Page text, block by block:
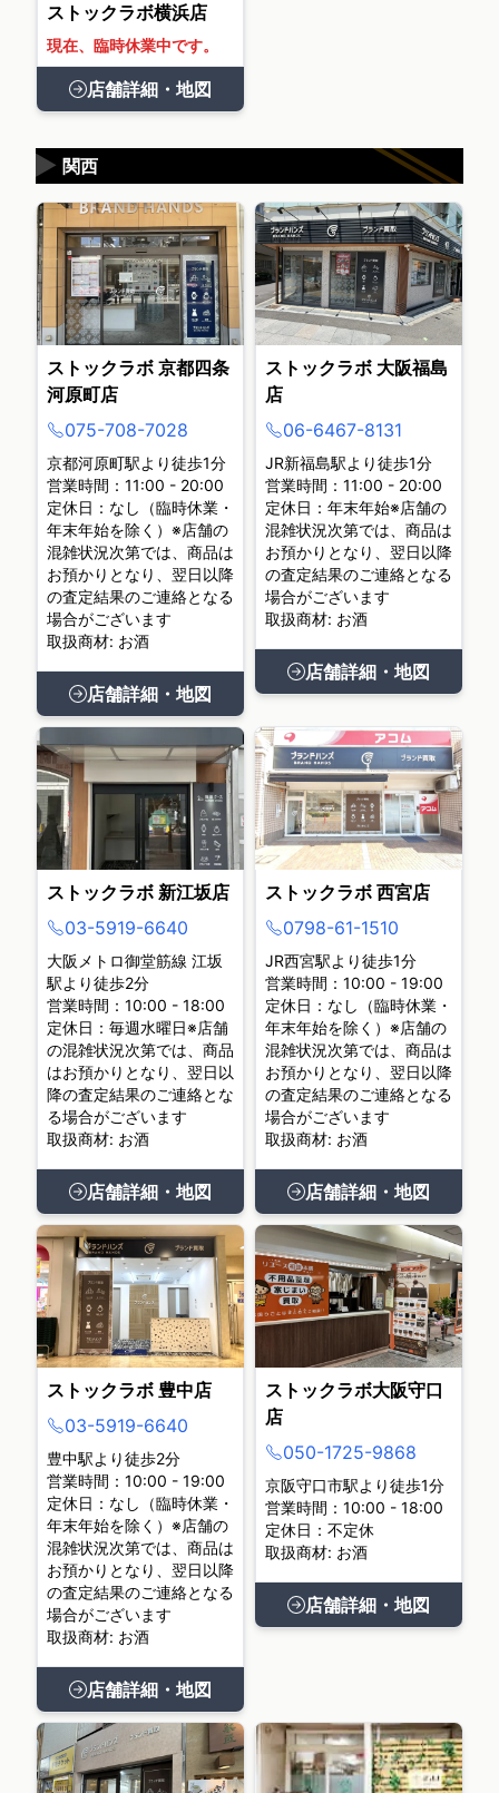
ストックラボ横浜店
現在、臨時休業中です。
店舗詳細・地図
関西
▶
ストックラボ 京都四条
河原町店
075-708-7028
京都河原町駅より徒歩1分
営業時間：11:00 - 20:00
定休日：なし（臨時休業・
年末年始を除く）※店舗の
混雑状況次第では、商品は
お預かりとなり、翌日以降
の査定結果のご連絡となる
場合がございます
取扱商材: お酒
店舗詳細・地図
ストックラボ 大阪福島
店
06-6467-8131
JR新福島駅より徒歩1分
営業時間：11:00 - 20:00
定休日：年末年始※店舗の
混雑状況次第では、商品は
お預かりとなり、翌日以降
の査定結果のご連絡となる
場合がございます
取扱商材: お酒
店舗詳細・地図
ストックラボ 新江坂店
03-5919-6640
大阪メトロ御堂筋線 江坂
駅より徒歩2分
営業時間：10:00 - 18:00
定休日：毎週水曜日※店舗
の混雑状況次第では、商品
はお預かりとなり、翌日以
降の査定結果のご連絡とな
る場合がございます
取扱商材: お酒
店舗詳細・地図
ストックラボ 西宮店
0798-61-1510
JR西宮駅より徒歩1分
営業時間：10:00 - 19:00
定休日：なし（臨時休業・
年末年始を除く）※店舗の
混雑状況次第では、商品は
お預かりとなり、翌日以降
の査定結果のご連絡となる
場合がございます
取扱商材: お酒
店舗詳細・地図
ストックラボ 豊中店
03-5919-6640
豊中駅より徒歩2分
営業時間：10:00 - 19:00
定休日：なし（臨時休業・
年末年始を除く）※店舗の
混雑状況次第では、商品は
お預かりとなり、翌日以降
の査定結果のご連絡となる
場合がございます
取扱商材: お酒
店舗詳細・地図
ストックラボ大阪守口
店
050-1725-9868
京阪守口市駅より徒歩1分
営業時間：10:00 - 18:00
定休日：不定休
取扱商材: お酒
店舗詳細・地図